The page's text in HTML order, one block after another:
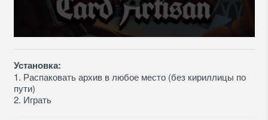
Установка:
1. Распаковать архив в любое место (без кириллицы по
пути)
2. Играть